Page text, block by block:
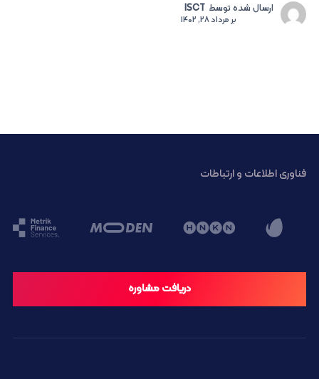
ارسال شده توسط ISCT
برمرداد 28, 1402
فناوری اطلاعات و ارتباطات
دریافت مشاوره